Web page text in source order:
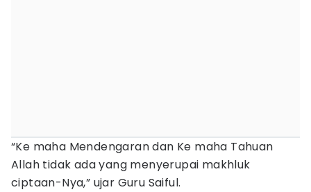
“Ke maha Mendengaran dan Ke maha Tahuan
Allah tidak ada yang menyerupai makhluk
ciptaan-Nya,” ujar Guru Saiful.